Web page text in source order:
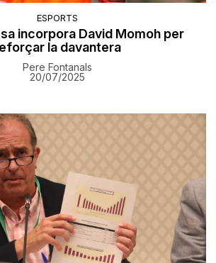
ESPORTS
incorpora David Momoh per
la davantera
Pere Fontanals
20/07/2025